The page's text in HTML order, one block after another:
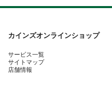
カインズオンラインショップ
サービス一覧
サイトマップ
店舗情報